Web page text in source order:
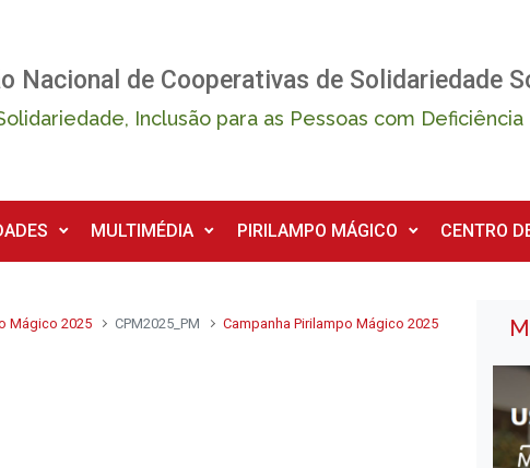
Nacional de Cooperativas de Solidariedade
Inclusão para as Pessoas com
MULTIMÉDIA PIRILAMPO MÁGICO CENTRO
Mágico 2025 CPM2025_PM
Campanha Pirilampo Mágico 2025